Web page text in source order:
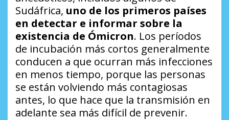
Sudáfrica, uno de los primeros países
en detectar e informar sobre la
existencia de Ómicron. Los períodos
de incubación más cortos generalmente
conducen a que ocurran más infecciones
en menos tiempo, porque las personas
se están volviendo más contagiosas
antes, lo que hace que la transmisión en
adelante sea más difícil de prevenir.